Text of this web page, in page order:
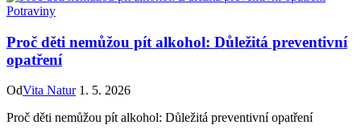
Potraviny
Proč děti nemůžou pít alkohol: Důležitá preventivní
opatření
OdVita Natur 1. 5. 2026
Proč děti nemůžou pít alkohol: Důležitá preventivní opatření